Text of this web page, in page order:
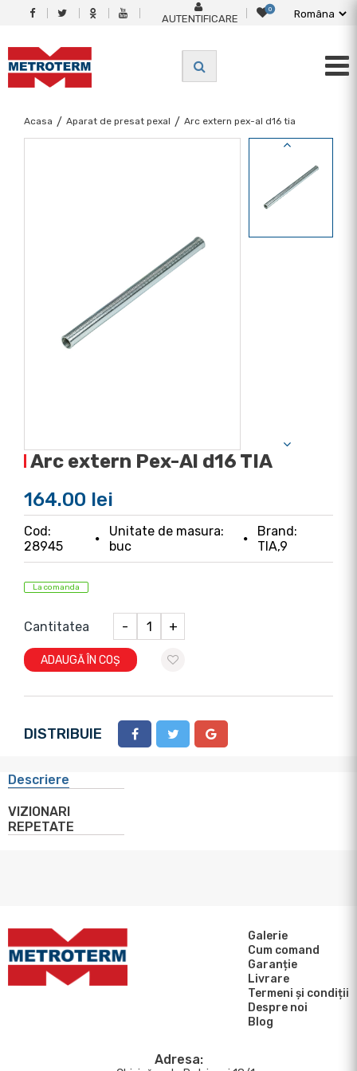
AUTENTIFICARE
0
Acasa / Aparat de presat pexal / Arc extern pex-al d16 tia
Arc extern Pex-Al d16 TIA
164.00 lei
Cod:
28945
Unitate de masura:
buc
Brand:
TIA,9
La comanda
Cantitatea - +
ADAUGĂ ÎN COȘ
DISTRIBUIE
Descriere
VIZIONARI
REPETATE
Galerie
Cum comand
Garanție
Livrare
Termeni și condiții
Despre noi
Blog
Adresa: